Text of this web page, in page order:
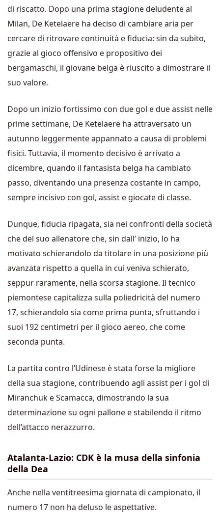
di riscatto. Dopo una prima stagione deludente al
Milan, De Ketelaere ha deciso di cambiare aria per
cercare di ritrovare continuità e fiducia: sin da subito,
grazie al gioco offensivo e propositivo dei
bergamaschi, il giovane belga è riuscito a dimostrare il
suo valore.
Dopo un inizio fortissimo con due gol e due assist nelle
prime settimane, De Ketelaere ha attraversato un
autunno leggermente appannato a causa di problemi
fisici. Tuttavia, il momento decisivo è arrivato a
dicembre, quando il fantasista belga ha cambiato
passo, diventando una presenza costante in campo,
sempre incisivo con gol, assist e giocate di classe.
Dunque, fiducia ripagata, sia nei confronti della società
che del suo allenatore che, sin dall’ inizio, lo ha
motivato schierandolo da titolare in una posizione più
avanzata rispetto a quella in cui veniva schierato,
seppur raramente, nella scorsa stagione. Il tecnico
piemontese capitalizza sulla poliedricità del numero
17, schierandolo sia come prima punta, sfruttando i
suoi 192 centimetri per il gioco aereo, che come
seconda punta.
La partita contro l’Udinese è stata forse la migliore
della sua stagione, contribuendo agli assist per i gol di
Miranchuk e Scamacca, dimostrando la sua
determinazione su ogni pallone e stabilendo il ritmo
dell’attacco nerazzurro.
Atalanta-Lazio: CDK è la musa della sinfonia
della Dea
Anche nella ventitreesima giornata di campionato, il
numero 17 non ha deluso le aspettative.